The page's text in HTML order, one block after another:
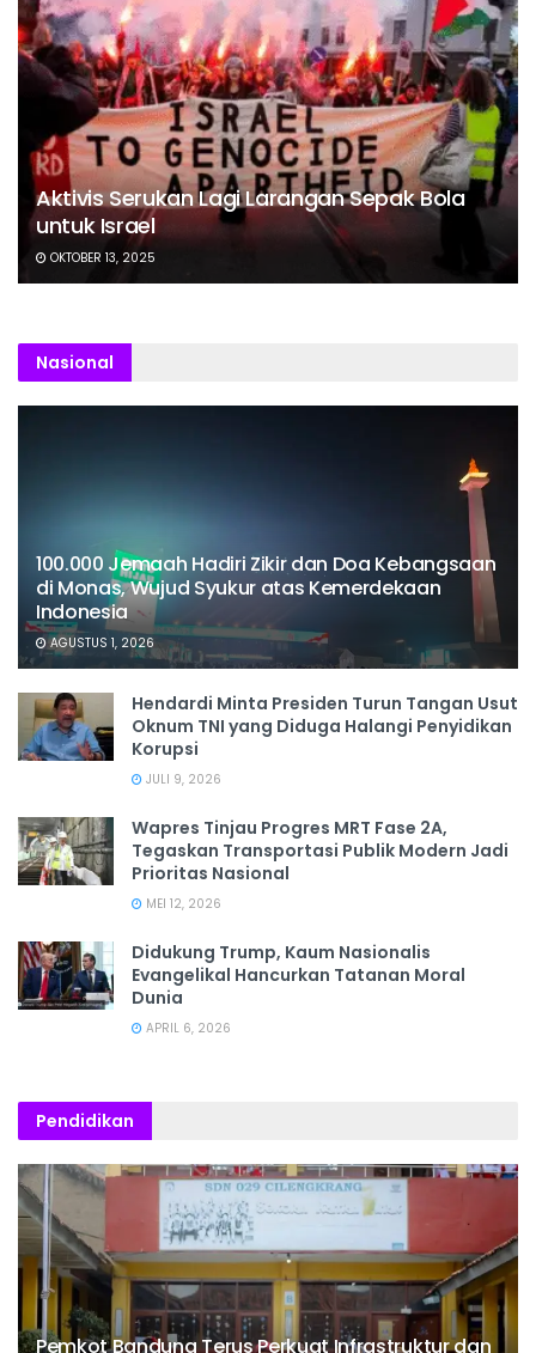
Aktivis Serukan Lagi Larangan Sepak Bola
untuk Israel
OKTOBER 13, 2025
Nasional
100.000 Jemaah Hadiri Zikir dan Doa Kebangsaan
di Monas, Wujud Syukur atas Kemerdekaan
Indonesia
AGUSTUS 1, 2026
Hendardi Minta Presiden Turun Tangan Usut
Oknum TNI yang Diduga Halangi Penyidikan
Korupsi
JULI 9, 2026
Wapres Tinjau Progres MRT Fase 2A,
Tegaskan Transportasi Publik Modern Jadi
Prioritas Nasional
MEI 12, 2026
Didukung Trump, Kaum Nasionalis
Evangelikal Hancurkan Tatanan Moral
Dunia
APRIL 6, 2026
Pendidikan
Pemkot Bandung Terus Perkuat Infrastruktur dan